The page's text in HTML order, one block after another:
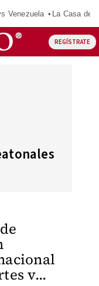
Venezuela La Casa de
REGÍSTRATE
v...